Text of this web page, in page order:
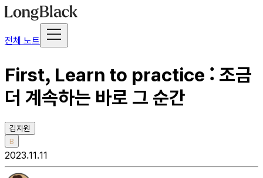
전체 노트
First, Learn to practice : 조금
더 계속하는 바로 그 순간
김지원
B
2023.11.11